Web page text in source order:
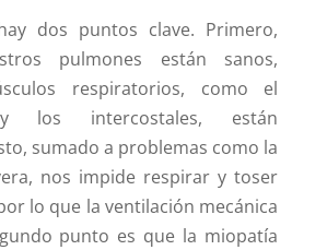
dos puntos clave. Primero,
pulmones están sanos,
respiratorios, como el
los intercostales, están
sumado a problemas como la
nos impide respirar y toser
lo que la ventilación mecánica
punto es que la miopatía